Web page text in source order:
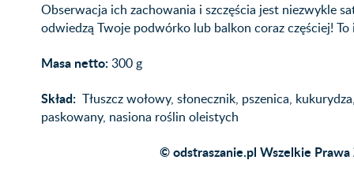
Obserwacja ich zachowania i szczęścia jest niezwykle
odwiedzą Twoje podwórko lub balkon coraz częściej!
Masa netto:300 g
Skład: Tłuszcz wołowy, słonecznik, pszenica,
paskowany, nasiona roślin oleistych
© odstraszanie.pl Wszelkie Prawa